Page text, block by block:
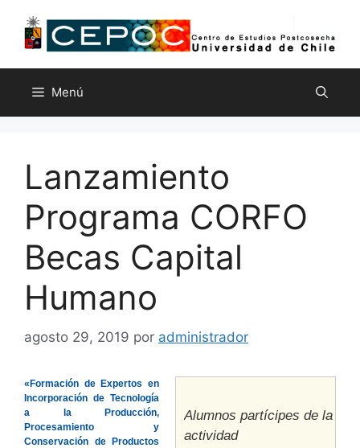
contenido
Menú
Lanzamiento
Programa CORFO
Becas Capital
Humano
agosto 29, 2019 por administrador
Alumnos partícipes de la
actividad
«Formación de Expertos en
Incorporación de Tecnología
a la Producción,
Procesamiento y
Conservación de Productos